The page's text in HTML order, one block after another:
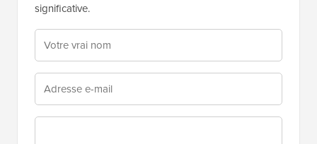
significative.